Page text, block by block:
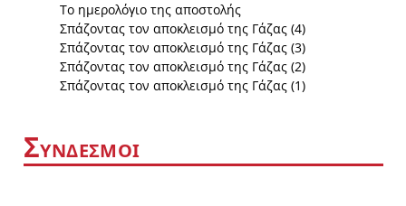
Το ημερολόγιο της αποστολής
Σπάζοντας τον αποκλεισμό της Γάζας (4)
Σπάζοντας τον αποκλεισμό της Γάζας (3)
Σπάζοντας τον αποκλεισμό της Γάζας (2)
Σπάζοντας τον αποκλεισμό της Γάζας (1)
ΣΥΝΔΕΣΜΟΙ